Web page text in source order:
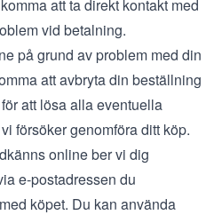
att ta direkt kontakt med
vid betalning.
på grund av problem med din
att avbryta din beställning
att lösa alla eventuella
försöker genomföra ditt köp.
online ber vi dig
e-postadressen du
köpet. Du kan använda